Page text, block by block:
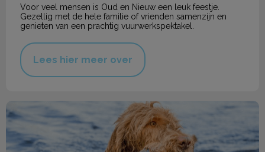
Voor veel mensen is Oud en Nieuw een leuk feestje.
Gezellig met de hele familie of vrienden samenzijn en
genieten van een prachtig vuurwerkspektakel.
Lees hier meer over
Ziekte van Weil besmetting